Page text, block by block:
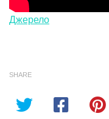
Джерело
SHARE